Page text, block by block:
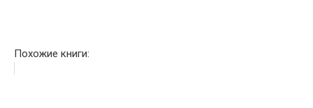
Похожие книги: